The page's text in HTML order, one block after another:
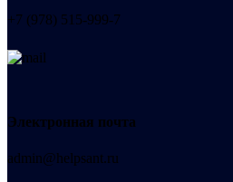
+7 (978) 515-999-7
Электронная почта
admin@helpsant.ru